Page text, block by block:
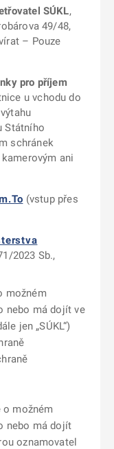
SÚKL,
49/48,
– Pouze
pro příjem
u vchodu do
Státního
schránek
ani
(vstup přes
2023 Sb.,
možném
nebo má dojít ve
jen „SÚKL“)
o možném
nebo má dojít
oznamovatel